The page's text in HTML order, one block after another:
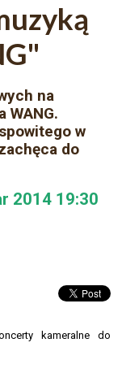
na
WANG.
w
do
201419:30
kameralne do